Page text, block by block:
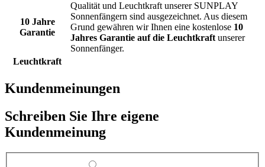
10 Jahre
Garantie
Qualität und Leuchtkraft unserer SUNPLAY
Sonnenfängern sind ausgezeichnet. Aus diesem
Grund gewähren wir Ihnen eine kostenlose 10
Jahres Garantie auf die Leuchtkraft unserer
Sonnenfänger.
Leuchtkraft
Kundenmeinungen
Schreiben Sie Ihre eigene
Kundenmeinung